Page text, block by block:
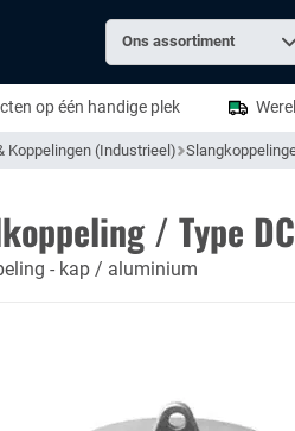
Ons assortiment
Zoek
naar
product...
op één handige plek
Koppelingen (Industrieel)
/ Type
- kap / aluminium